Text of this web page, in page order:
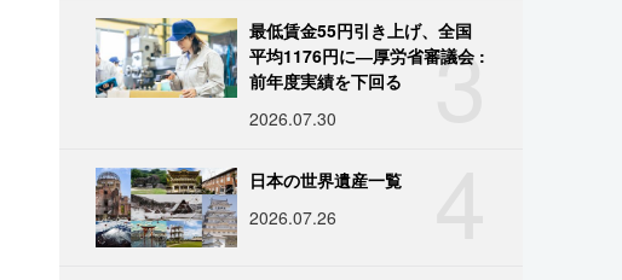
3
最低賃金55円引き上げ、全国
平均1176円に―厚労省審議会 :
前年度実績を下回る
2026.07.30
日本の世界遺産一覧
2026.07.26